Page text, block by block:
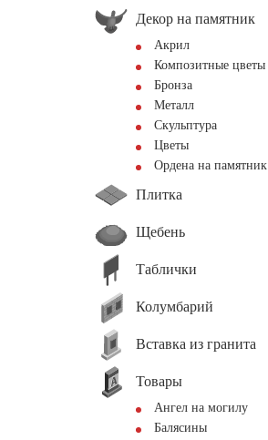
Декор на памятник
Акрил
Композитные цветы
Бронза
Металл
Скульптура
Цветы
Ордена на памятник
Плитка
Щебень
Таблички
Колумбарий
Вставка из гранита
Товары
Ангел на могилу
Балясины